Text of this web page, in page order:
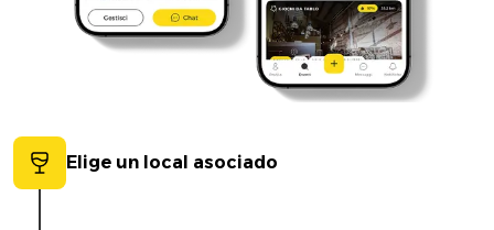
Elige un local asociado